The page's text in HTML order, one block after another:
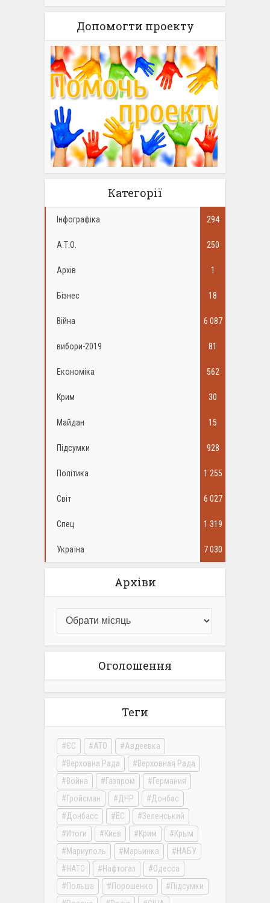
Допомогти проекту
Категорії
Інфографіка 294
А.Т.О. 250
Архів 1
Бізнес 18
Війна 6 087
вибори-2019 81
Економіка 562
Крим 30
Майдан 15
Підсумки 928
Політика 1 255
Світ 6 027
Спец 1 319
Україна 7 030
Архіви
Оголошення
Теги
ЄС АТО
Авдеевка
Верховна Рада
Верховная Рада
Война
Газпром
Германия
Гройсман
ДНР
Донбас
Донбасс
ЕС
Зеленський
Итоги
Киев Крим
Крым
Мариуполь
Марьинка
НАБУ
НАТО
Нафтогаз
Одесса
Польша
Порошенко
Підсумки